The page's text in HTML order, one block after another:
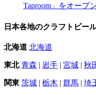
Taproom」をオープ
日本各地のクラフトビー
北海道 北海道
東北 青森 | 岩手 | 宮城 | 秋
関東 茨城 | 栃木 | 群馬 | 埼